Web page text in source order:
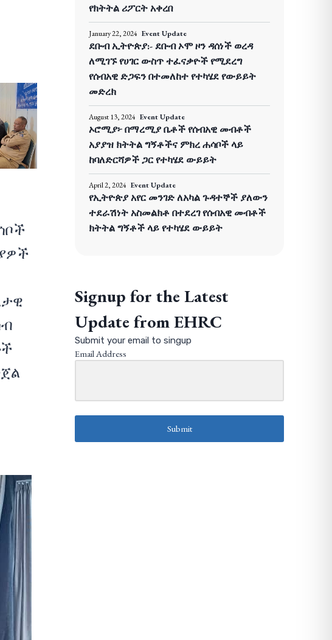
የክትትል ሪፖርት አቀረበ
January 22, 2024 Event Update
ደቡብ ኢትዮጵያ:- ደቡብ ኦሞ ዞን ዳሰነች ወረዳ
ለሚገኙ የሀገር ውስጥ ተፈናቃዮች የሚደረግ
የሰብአዊ ድጋፍን በተመለከተ የተካሄደ የውይይት
መድረክ
August 13, 2024 Event Update
ኦሮሚያ፦ በማረሚያ ቤቶች የሰብአዊ መብቶች
አያያዝ ክትትል ግኝቶችና ምክረ ሐሳቦች ላይ
ከባለድርሻዎች ጋር የተካሄደ ውይይት
April 2, 2024 Event Update
የኢትዮጵያ አየር መንገድ ለአካል ጉዳተኞች ያለውን
ተደራሽነት አስመልክቶ በተደረገ የሰብአዊ መብቶች
ክትትል ግኝቶች ላይ የተካሄደ ውይይት
Signup for the Latest
Update from EHRC
Submit your email to singup
Email Address
Submit